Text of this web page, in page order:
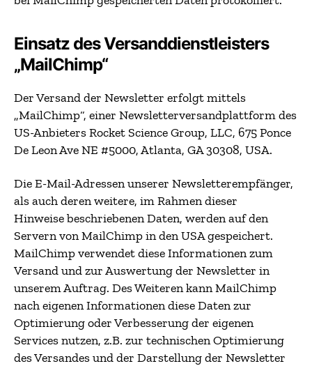
Einsatz des Versanddienstleisters
„MailChimp“
Der Versand der Newsletter erfolgt mittels
„MailChimp“, einer Newsletterversandplattform des
US-Anbieters Rocket Science Group, LLC, 675 Ponce
De Leon Ave NE #5000, Atlanta, GA 30308, USA.
Die E-Mail-Adressen unserer Newsletterempfänger,
als auch deren weitere, im Rahmen dieser
Hinweise beschriebenen Daten, werden auf den
Servern von MailChimp in den USA gespeichert.
MailChimp verwendet diese Informationen zum
Versand und zur Auswertung der Newsletter in
unserem Auftrag. Des Weiteren kann MailChimp
nach eigenen Informationen diese Daten zur
Optimierung oder Verbesserung der eigenen
Services nutzen, z.B. zur technischen Optimierung
des Versandes und der Darstellung der Newsletter